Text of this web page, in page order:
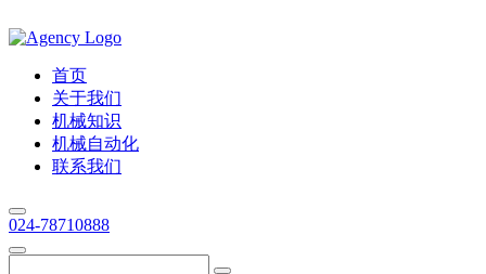
首页
关于我们
机械知识
机械自动化
联系我们
024-78710888